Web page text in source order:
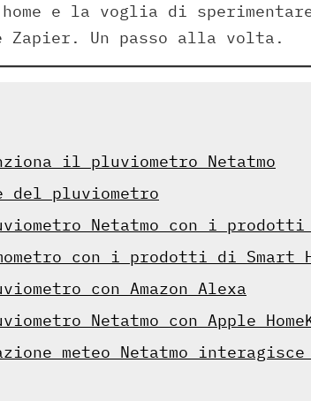
e la voglia di
Zapier. Un passo alla volta.
il pluviometro Netatmo
del pluviometro
Netatmo con i prodotti
con i prodotti di Smart
con Amazon Alexa
Netatmo con Apple
meteo Netatmo